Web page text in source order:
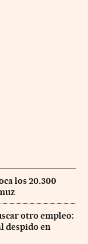
los 20.300
otro empleo:
despido en